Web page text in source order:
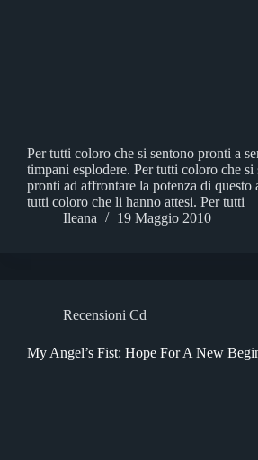
Per tutti coloro che si sentono pronti a
timpani esplodere. Per tutti coloro che si
pronti ad affrontare la potenza di questo
tutti coloro che li hanno attesi. Per tutti
Ileana
19 Maggio 2010
Recensioni Cd
My Angel’s Fist: Hope For A New